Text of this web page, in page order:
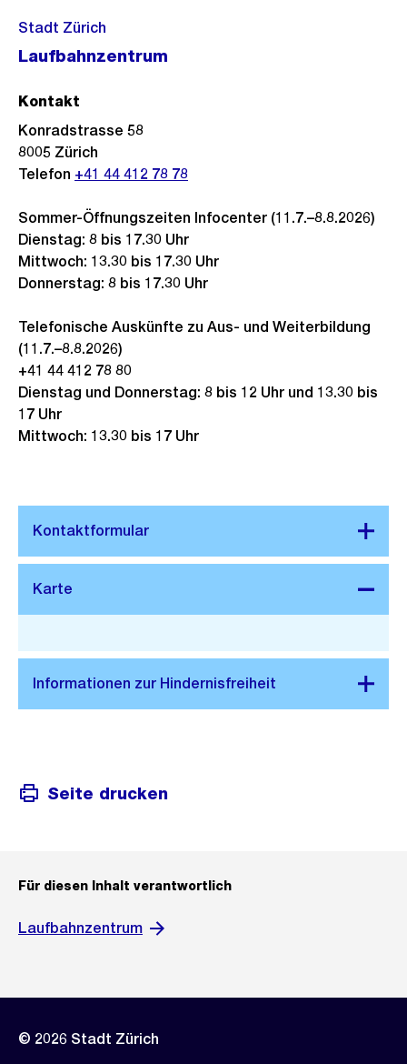
Stadt Zürich
Laufbahnzentrum
Sommer-Öffnungszeiten Infocenter (11.7.–8.8.2026)
Dienstag: 8 bis 17.30 Uhr
Mittwoch: 13.30 bis 17.30 Uhr
Donnerstag: 8 bis 17.30 Uhr
Telefonische Auskünfte zu Aus- und Weiterbildung
(11.7.–8.8.2026)
+41 44 412 78 80
Dienstag und Donnerstag: 8 bis 12 Uhr und 13.30 bis
17 Uhr
Mittwoch: 13.30 bis 17 Uhr
Stadtplan 3D
Kontakt
Konradstrasse 58
8005 Zürich
Telefon +41 44 412 78 78
Seite drucken
Für diesen Inhalt verantwortlich
Laufbahnzentrum
© 2026 Stadt Zürich